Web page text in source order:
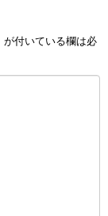
が付いている欄は必